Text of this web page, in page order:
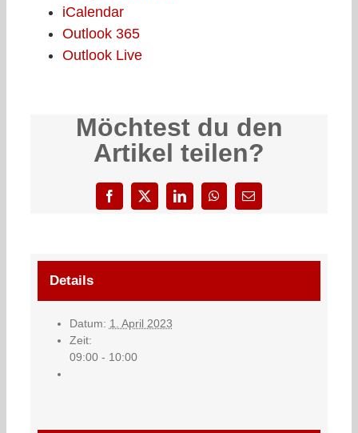
iCalendar
Outlook 365
Outlook Live
Möchtest du den
Artikel teilen?
Facebook
X LinkedInWhatsApp
E-
Mail
Details
Datum: 1. April 2023
Zeit:
09:00 - 10:00